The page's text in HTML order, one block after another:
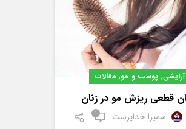
آرایشی, پوست و مو, مقالات
قطعی ریزش مو در زنان
سمیرا خداپرست 1